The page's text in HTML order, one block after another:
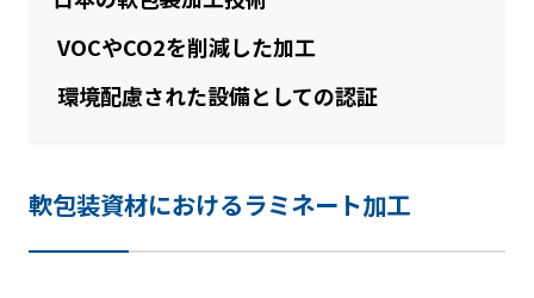
VOCやCO2を削減した加工
環境配慮された設備としての認証
軟包装資材におけるラミネート加工